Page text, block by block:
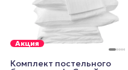
Акция
Комплект постельного